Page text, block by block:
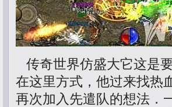
传奇世界仿盛大它这是
在这里方式，他过来找热
再次加入先遣队的想法．